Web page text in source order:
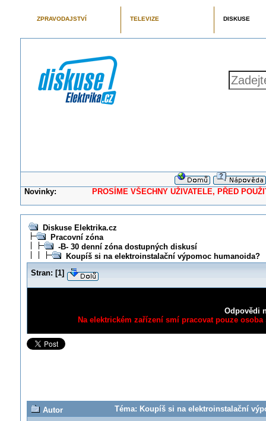
ZPRAVODAJSTVÍ TELEVIZE DISKUSE
Novinky: PROSÍME VŠECHNY UŽIVATELE, PŘED
Diskuse Elektrika.cz
Pracovní zóna
-B- 30 denní zóna dostupných diskusí
Koupíš si na elektroinstalační výpomoc humanoida?
Stran: [1]
Odpovědi
Na elektrickém zařízení smí pracovat pouze
Autor
Téma: Koupíš si na elektroinstalační